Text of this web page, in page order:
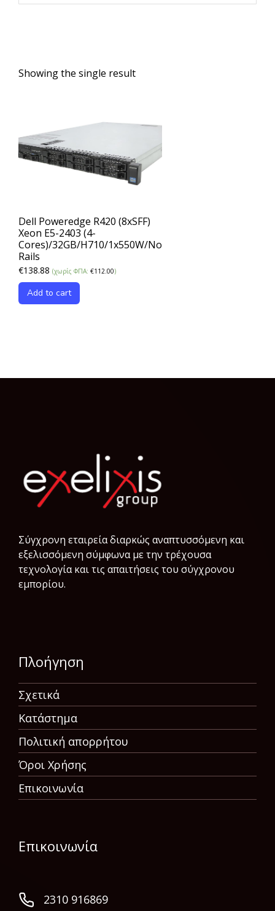
Showing the single result
Dell Poweredge R420 (8xSFF)
Xeon E5-2403 (4-
Cores)/32GB/H710/1x550W/No
Rails
€138.88 (χωρίς ΦΠΑ: €112.00)
Add to cart
Σύγχρονη εταιρεία διαρκώς αναπτυσσόμενη και
εξελισσόμενη σύμφωνα µε την τρέχουσα
τεχνολογία και τις απαιτήσεις του σύγχρονου
εμπορίου.
Πλοήγηση
Σχετικά
Κατάστημα
Πολιτική απορρήτου
Όροι Χρήσης
Επικοινωνία
Επικοινωνία
2310 916869